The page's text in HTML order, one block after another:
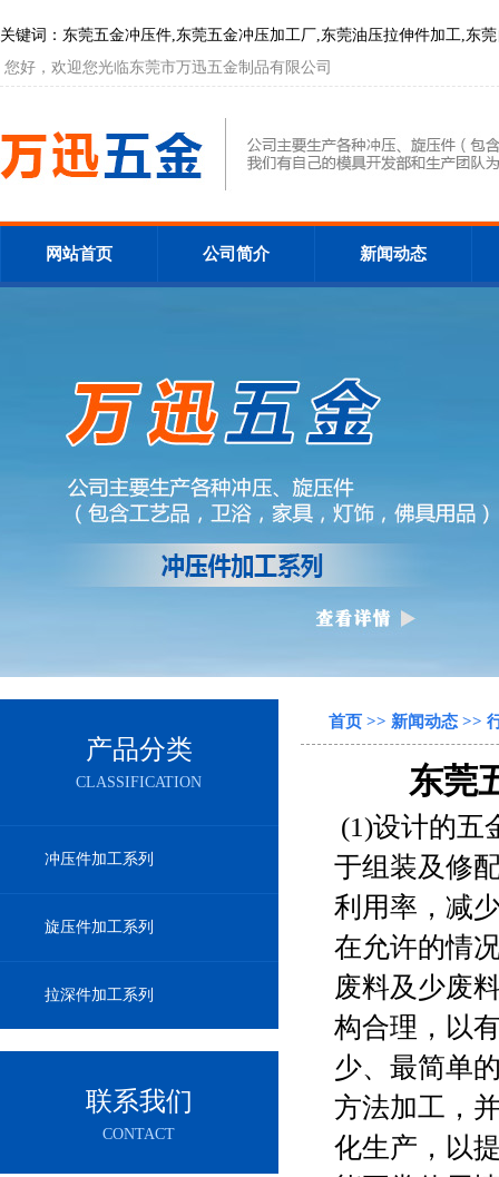
关键词：东莞五金冲压件,东莞五金冲压加工厂,东莞油压拉伸件加工,东
您好，欢迎您光临东莞市万迅五金制品有限公司
网站首页 公司简介 新闻动态
产品分类
CLASSIFICATION
冲压件加工系列
旋压件加工系列
拉深件加工系列
联系我们
CONTACT
首页 >> 新闻动态 >>
东莞
(1)设计的五
于组装及修
利用率，减
在允许的情
废料及少废
构合理，以
少、最简单
方法加工，
化生产，以